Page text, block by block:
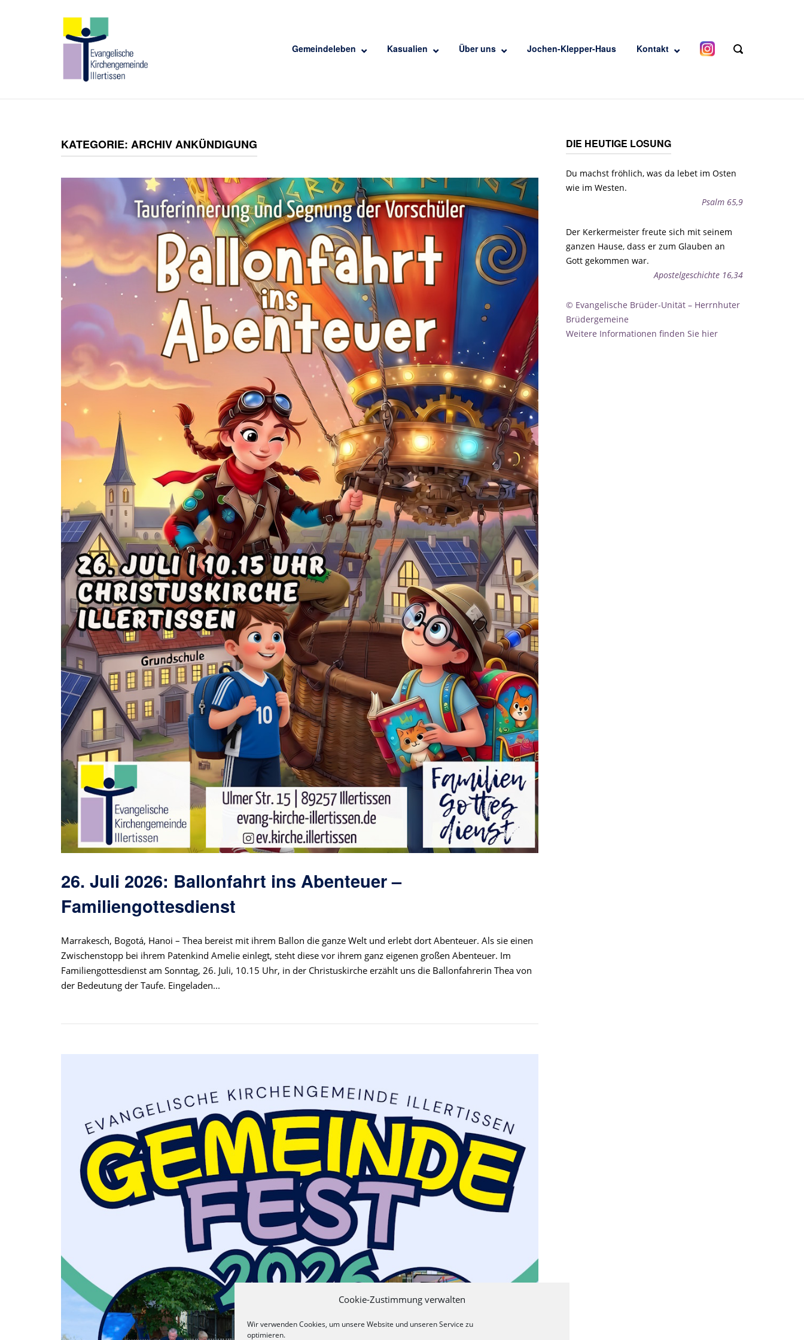
Cookie-Zustimmung verwalten
Wir verwenden Cookies, um unsere Website und unseren Service zu
optimieren.
Home
Gemeindeleben Kasualien Über uns Jochen-Klepper-Haus Kontakt
OPEN
KATEGORIE: ARCHIV ANKÜNDIGUNG
Open post
26. Juli 2026: Ballonfahrt ins Abenteuer –
Familiengottesdienst
Marrakesch, Bogotá, Hanoi – Thea bereist mit ihrem Ballon die ganze Welt und erlebt dort Abenteuer. Als sie einen
Zwischenstopp bei ihrem Patenkind Amelie einlegt, steht diese vor ihrem ganz eigenen großen Abenteuer. Im
Familiengottesdienst am Sonntag, 26. Juli, 10.15 Uhr, in der Christuskirche erzählt uns die Ballonfahrerin Thea von
der Bedeutung der Taufe. Eingeladen...
Open post
DIE HEUTIGE LOSUNG
Du machst fröhlich, was da lebet im Osten
wie im Westen.
Psalm 65,9
Der Kerkermeister freute sich mit seinem
ganzen Hause, dass er zum Glauben an
Gott gekommen war.
Apostelgeschichte 16,34
© Evangelische Brüder-Unität – Herrnhuter
Brüdergemeine
Weitere Informationen finden Sie hier